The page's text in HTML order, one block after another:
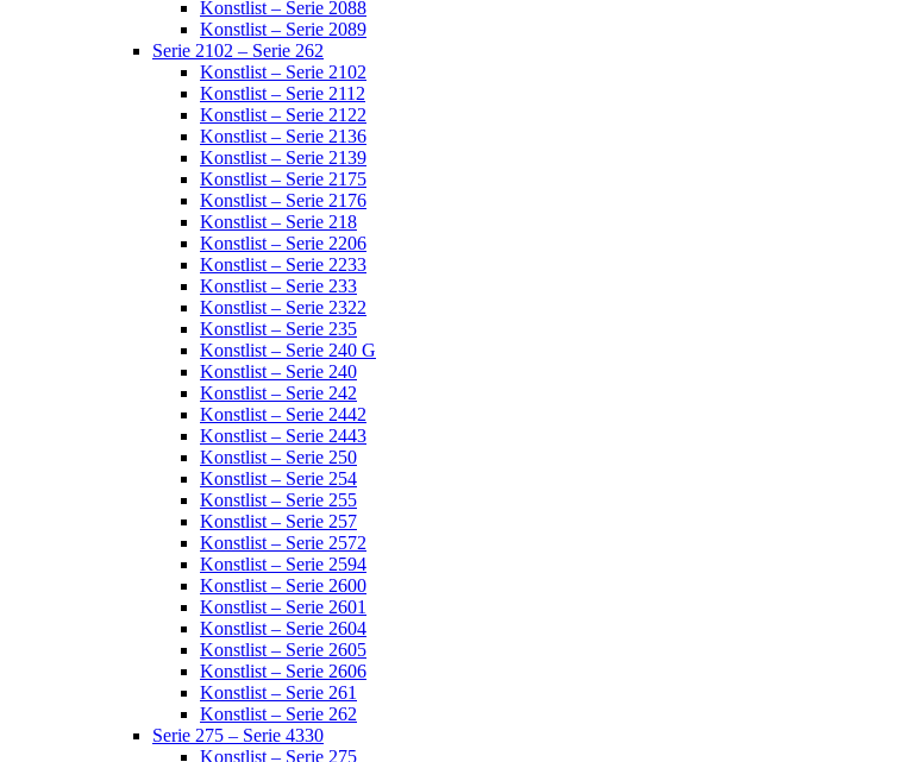
Konstlist – Serie 2088
Konstlist – Serie 2089
Serie 2102 – Serie 262
Konstlist – Serie 2102
Konstlist – Serie 2112
Konstlist – Serie 2122
Konstlist – Serie 2136
Konstlist – Serie 2139
Konstlist – Serie 2175
Konstlist – Serie 2176
Konstlist – Serie 218
Konstlist – Serie 2206
Konstlist – Serie 2233
Konstlist – Serie 233
Konstlist – Serie 2322
Konstlist – Serie 235
Konstlist – Serie 240 G
Konstlist – Serie 240
Konstlist – Serie 242
Konstlist – Serie 2442
Konstlist – Serie 2443
Konstlist – Serie 250
Konstlist – Serie 254
Konstlist – Serie 255
Konstlist – Serie 257
Konstlist – Serie 2572
Konstlist – Serie 2594
Konstlist – Serie 2600
Konstlist – Serie 2601
Konstlist – Serie 2604
Konstlist – Serie 2605
Konstlist – Serie 2606
Konstlist – Serie 261
Konstlist – Serie 262
Serie 275 – Serie 4330
Konstlist – Serie 275